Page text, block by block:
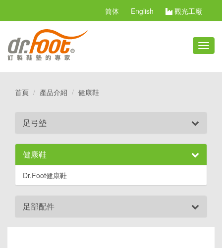
简体 English 觀光工廠
切
選
首頁 產品介紹 健康鞋
足弓墊
健康鞋
Dr.Foot健康鞋
足部配件